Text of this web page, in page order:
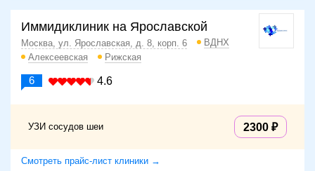
Иммидиклиник на Ярославской
Москва, ул. Ярославская, д. 8, корп. 6
ВДНХ
Алексеевская
Рижская
6 4.6
УЗИ сосудов шеи 2300
Смотреть прайс-лист клиники →